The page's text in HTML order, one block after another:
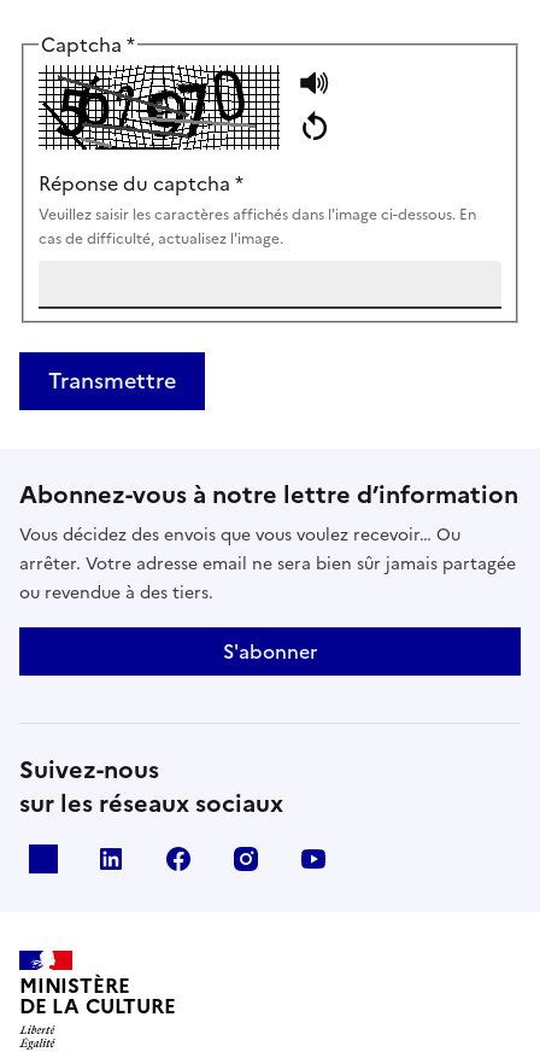
Captcha *
Réponse du captcha *
Veuillez saisir les caractères affichés dans l'image ci-dessous. En
cas de difficulté, actualisez l'image.
Transmettre
Abonnez-vous à notre lettre d’information
Vous décidez des envois que vous voulez recevoir… Ou
arrêter. Votre adresse email ne sera bien sûr jamais partagée
ou revendue à des tiers.
S'abonner
Suivez-nous
sur les réseaux sociaux
linkedin facebook instagram
MINISTÈRE
DE LA CULTURE